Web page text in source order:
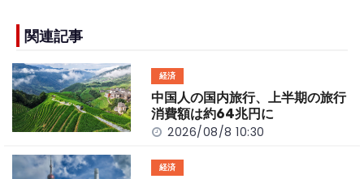
e
b
o
o
k
n
k
関連記事
経済
中国人の国内旅行、上半期の旅行
消費額は約64兆円に
2026/08/8 10:30
経済